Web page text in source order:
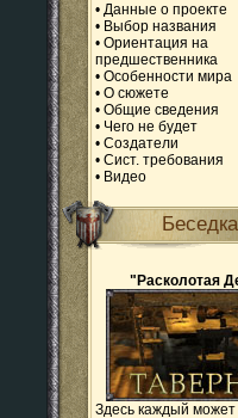
• Данные о проекте
• Выбор названия
• Ориентация на
предшественника
• Особенности мира
• О сюжете
• Общие сведения
• Чего не будет
• Создатели
• Сист. требования
• Видео
Беседка
"Расколотая
Здесь каждый может